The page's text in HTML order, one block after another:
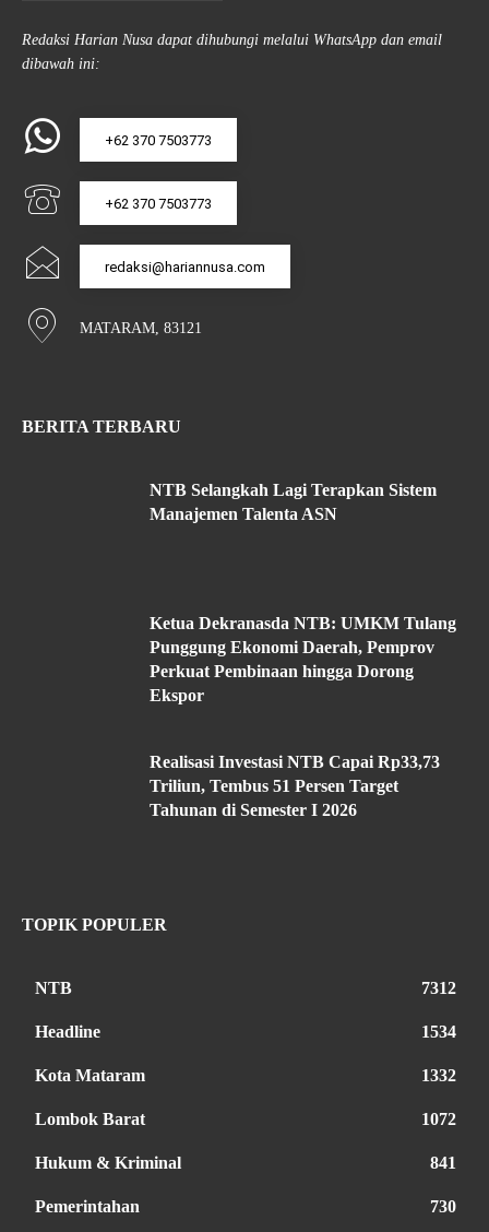
Redaksi Harian Nusa dapat dihubungi melalui WhatsApp dan email
dibawah ini:
+62 370 7503773
+62 370 7503773
redaksi@hariannusa.com
MATARAM, 83121
BERITA TERBARU
NTB Selangkah Lagi Terapkan Sistem
Manajemen Talenta ASN
Ketua Dekranasda NTB: UMKM Tulang
Punggung Ekonomi Daerah, Pemprov
Perkuat Pembinaan hingga Dorong
Ekspor
Realisasi Investasi NTB Capai Rp33,73
Triliun, Tembus 51 Persen Target
Tahunan di Semester I 2026
TOPIK POPULER
NTB 7312
Headline 1534
Kota Mataram 1332
Lombok Barat 1072
Hukum & Kriminal 841
Pemerintahan 730